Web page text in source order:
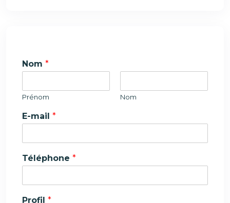
Nom *
Prénom Nom
E-mail *
Téléphone *
Profil *